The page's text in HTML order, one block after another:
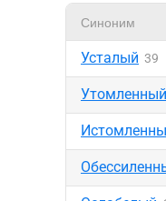
Синоним
Усталый 39
Утомленный